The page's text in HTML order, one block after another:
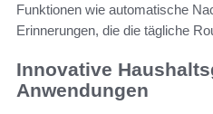
Funktionen wie automatische
Erinnerungen, die die tägliche
Innovative
Anwendungen